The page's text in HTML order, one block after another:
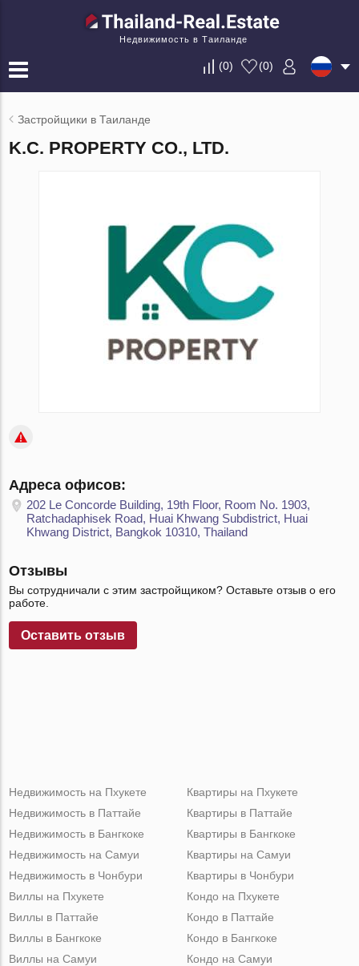
Недвижимость в Таиланде
(0) (0)
Застройщики в Таиланде
K.C. PROPERTY CO., LTD.
Адреса офисов:
202 Le Concorde Building, 19th Floor, Room No. 1903,
Ratchadaphisek Road, Huai Khwang Subdistrict, Huai
Khwang District, Bangkok 10310, Thailand
Отзывы
Вы сотрудничали с этим застройщиком? Оставьте отзыв о его
работе.
Оставить отзыв
Недвижимость на Пхукете
Недвижимость в Паттайе
Недвижимость в Бангкоке
Недвижимость на Самуи
Недвижимость в Чонбури
Квартиры на Пхукете
Квартиры в Паттайе
Квартиры в Бангкоке
Квартиры на Самуи
Квартиры в Чонбури
Виллы на Пхукете
Виллы в Паттайе
Виллы в Бангкоке
Виллы на Самуи
Кондо на Пхукете
Кондо в Паттайе
Кондо в Бангкоке
Кондо на Самуи